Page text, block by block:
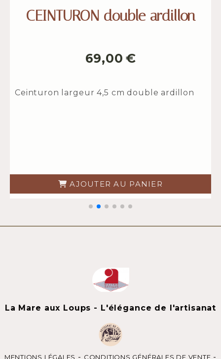
CEINTURON double ardillon
69,00 €
Ceinturon largeur 4,5 cm double ardillon
AJOUTER AU PANIER
La Mare aux Loups - L'élégance de l'artisanat
MENTIONS LÉGALES CONDITIONS GÉNÉRALES DE VENTE